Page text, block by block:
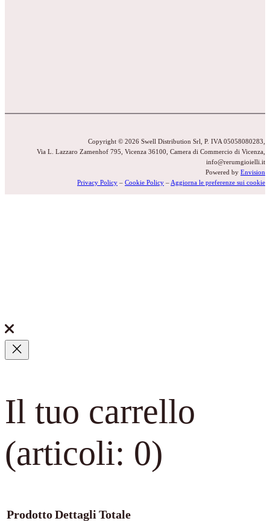
Copyright © 2026 Swell Distribution Srl, P. IVA 05058080283,
Via L. Lazzaro Zamenhof 795, Vicenza 36100, Camera di Commercio di Vicenza,
info@rerumgioielli.it
Powered by Envision
Privacy Policy – Cookie Policy – Aggiorna le preferenze sui cookie
Il tuo carrello
(articoli: 0)
ProdottoDettagliTotale